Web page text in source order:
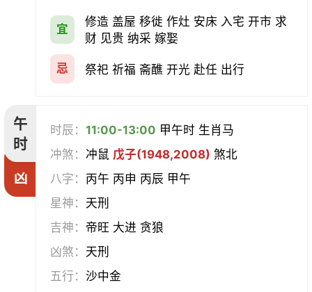
宜
修造 盖屋 移徙 作灶 安床 入宅 开市 求
财 见贵 纳采 嫁娶
忌 祭祀 祈福 斋醮 开光 赴任 出行
午
时
凶
时辰：11:00-13:00 甲午时 生肖马
冲煞：冲鼠 戊子(1948,2008) 煞北
八字： 丙午 丙申 丙辰 甲午
星神： 天刑
吉神： 帝旺 大进 贪狼
凶煞： 天刑
五行：沙中金